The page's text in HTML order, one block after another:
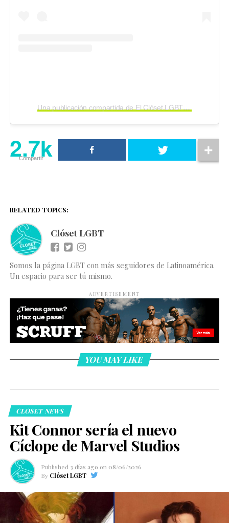
Una publicación compartida de El Clóset LGBT (@elclosetlgbt)
2.7k
Compartir
RELATED TOPICS:
Clóset LGBT
Somos la página LGBT con más seguidores de Latinoamérica.
Un espacio para ser tú mismo.
ADVERTISEMENT
YOU MAY LIKE
CLOSET NEWS
Kit Connor sería el nuevo
Cíclope de Marvel Studios
Published 3 días ago on 08/06/2026
By Clóset LGBT